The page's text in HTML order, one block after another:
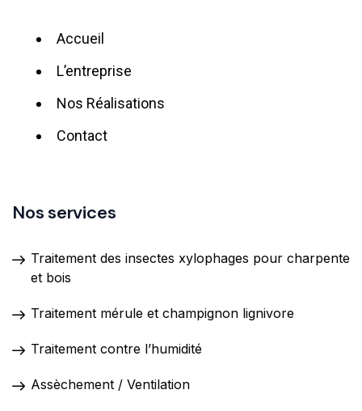
Accueil
L’entreprise
Nos Réalisations
Contact
Nos services
Traitement des insectes xylophages pour charpente
et bois
Traitement mérule et champignon lignivore
Traitement contre l’humidité
Assèchement / Ventilation